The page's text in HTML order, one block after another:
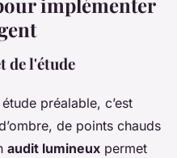
implémenter
de l'étude
préalable, c’est
de points chauds
audit lumineux permet